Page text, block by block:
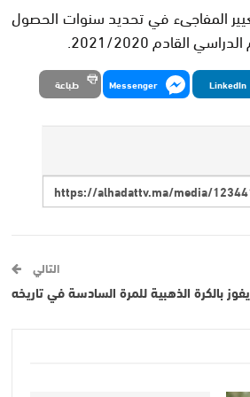
المفاجىء في تحديد سنوات الحصول
2021/2020.
LinkedIn
Messenger طباعة
التالي
بالكرة الذهبية للمرة السادسة في تاريخه